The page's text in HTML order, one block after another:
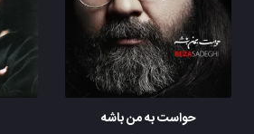
حواست به من باشه